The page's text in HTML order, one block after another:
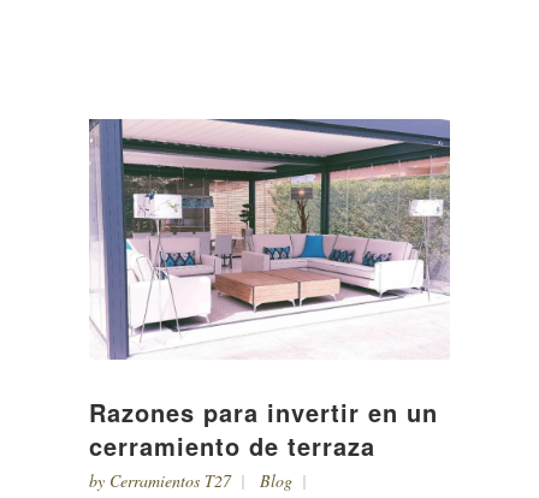
Razones para invertir en un
cerramiento de terraza
by Cerramientos T27
Blog